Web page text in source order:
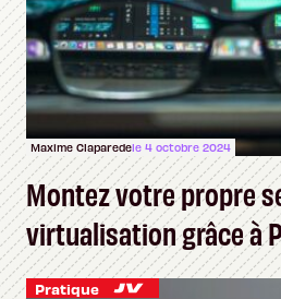
Maxime Claparedele 4 octobre 2024
Montez votre propre
virtualisation grâce à
Pratique